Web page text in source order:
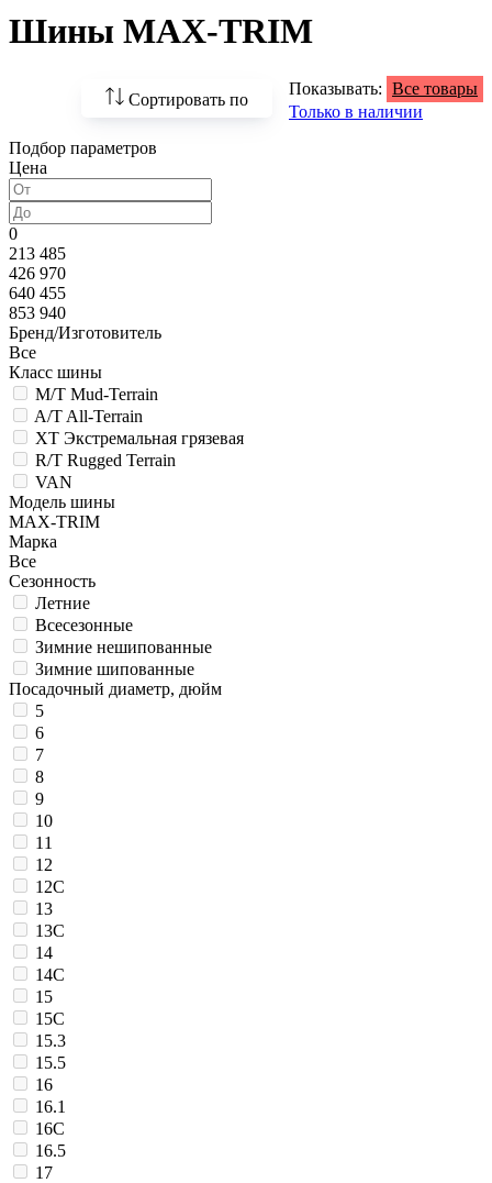
Шины MAX-TRIM
Сортировать по
По возрастанию
По популярности
Показывать: Все товары
Только в наличии
Подбор параметров
Цена
0
213 485
426 970
640 455
853 940
Бренд/Изготовитель
Все
Класс шины
M/T Mud-Terrain
A/T All-Terrain
XT Экстремальная грязевая
R/T Rugged Terrain
VAN
Модель шины
MAX-TRIM
Марка
Все
Сезонность
Летние
Всесезонные
Зимние нешипованные
Зимние шипованные
Посадочный диаметр, дюйм
5
6
7
8
9
10
11
12
12C
13
13C
14
14C
15
15C
15.3
15.5
16
16.1
16C
16.5
17